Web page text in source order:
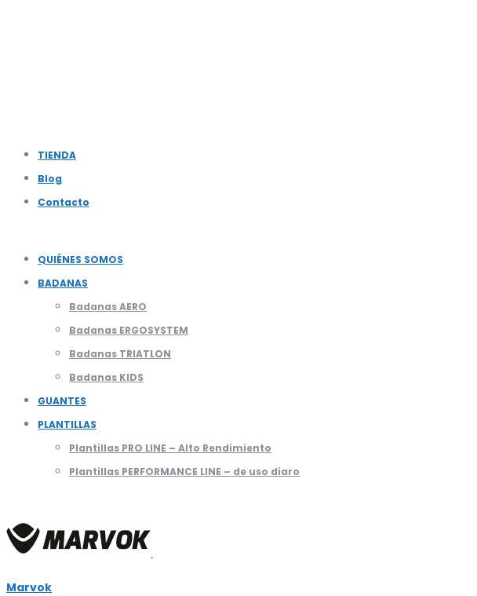
TIENDA
Blog
Contacto
QUIÉNES SOMOS
BADANAS
Badanas AERO
Badanas ERGOSYSTEM
Badanas TRIATLON
Badanas KIDS
GUANTES
PLANTILLAS
Plantillas PRO LINE – Alto Rendimiento
Plantillas PERFORMANCE LINE – de uso diaro
Marvok